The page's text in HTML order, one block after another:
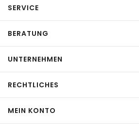
SERVICE
BERATUNG
UNTERNEHMEN
RECHTLICHES
MEIN KONTO